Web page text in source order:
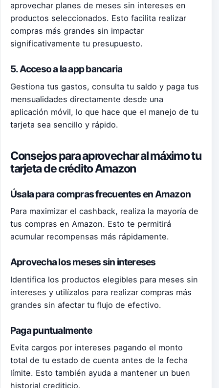
aprovechar planes de meses sin intereses en
productos seleccionados. Esto facilita realizar
compras más grandes sin impactar
significativamente tu presupuesto.
5. Acceso a la app bancaria
Gestiona tus gastos, consulta tu saldo y paga tus
mensualidades directamente desde una
aplicación móvil, lo que hace que el manejo de tu
tarjeta sea sencillo y rápido.
Consejos para aprovechar al máximo tu
tarjeta de crédito Amazon
Úsala para compras frecuentes en Amazon
Para maximizar el cashback, realiza la mayoría de
tus compras en Amazon. Esto te permitirá
acumular recompensas más rápidamente.
Aprovecha los meses sin intereses
Identifica los productos elegibles para meses sin
intereses y utilízalos para realizar compras más
grandes sin afectar tu flujo de efectivo.
Paga puntualmente
Evita cargos por intereses pagando el monto
total de tu estado de cuenta antes de la fecha
límite. Esto también ayuda a mantener un buen
historial crediticio.